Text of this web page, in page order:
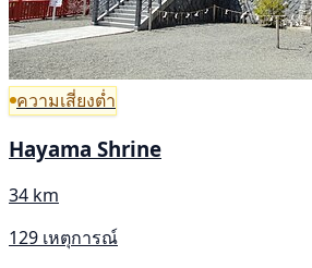
ความเสี่ยงต่ำ
Hayama Shrine
34 km
129 เหตุการณ์